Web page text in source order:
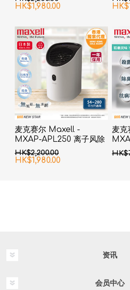
MXAP-AE270 白色
HK$1,980.00
麦克赛尔 Maxell -
MXAP-APL250 离子风除
臭抗菌机 白色
HK$2,200.00
HK$1,980.00
麦
菌消
资讯
会员中心